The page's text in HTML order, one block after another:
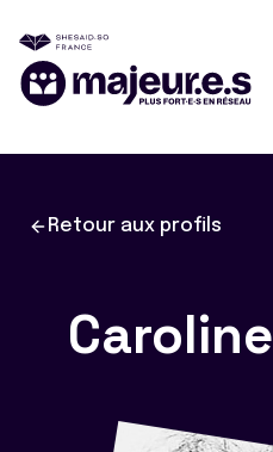
Retour aux profils
Caroline